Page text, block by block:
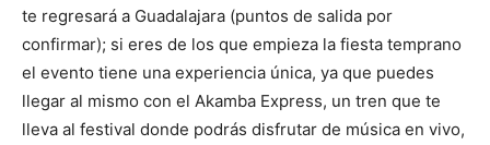
te regresará a Guadalajara (puntos de salida por
confirmar); si eres de los que empieza la fiesta temprano
el evento tiene una experiencia única, ya que puedes
llegar al mismo con el Akamba Express, un tren que te
lleva al festival donde podrás disfrutar de música en vivo,